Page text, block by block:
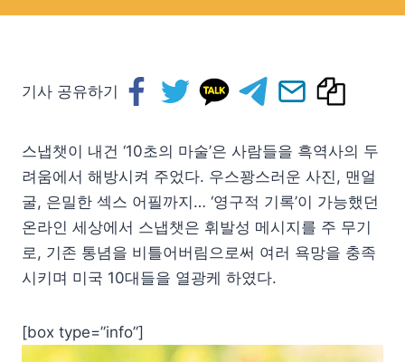
기사 공유하기
스냅챗이 내건 ‘10초의 마술’은 사람들을 흑역사의 두
려움에서 해방시켜 주었다. 우스꽝스러운 사진, 맨얼
굴, 은밀한 섹스 어필까지… ‘영구적 기록’이 가능했던
온라인 세상에서 스냅챗은 휘발성 메시지를 주 무기
로, 기존 통념을 비틀어버림으로써 여러 욕망을 충족
시키며 미국 10대들을 열광케 하였다.
[box type=”info”]